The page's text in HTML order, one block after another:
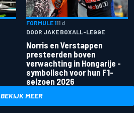
FORMULE 111 d
DOOR JAKE BOXALL-LEGGE
Norris en Verstappen
presteerden boven
verwachting in Hongarije -
symbolisch voor hun F1-
seizoen 2026
BEKIJK MEER